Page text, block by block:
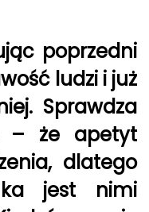
poprzedni
ludzi i już
Sprawdza
– że apetyt
dlatego
jest nimi